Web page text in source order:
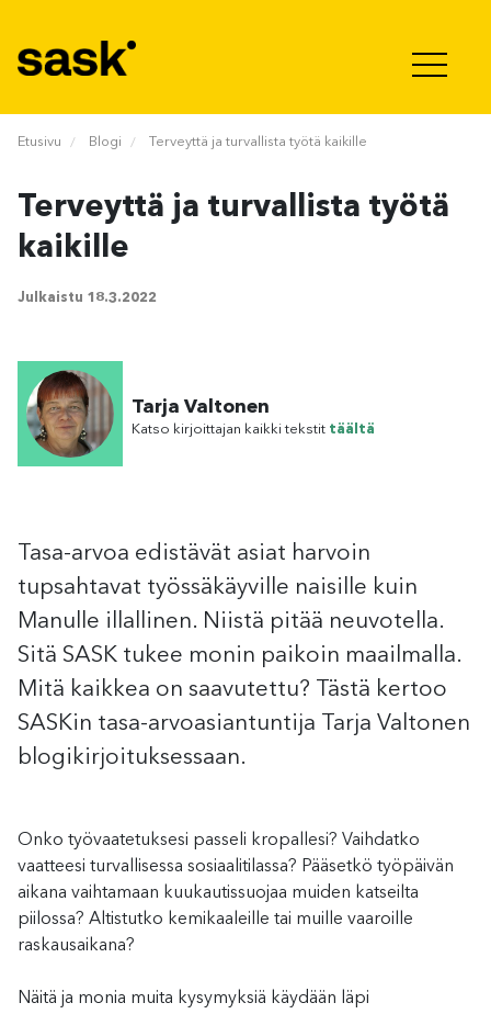
Etusivu Blogi Terveyttä ja turvallista työtä kaikille
Tarja Valtonen
Katso kirjoittajan kaikki tekstit täältä
Terveyttä ja turvallista työtä
kaikille
Julkaistu 18.3.2022
Tasa-arvoa edistävät asiat harvoin
tupsahtavat työssäkäyville naisille kuin
Manulle illallinen. Niistä pitää neuvotella.
Sitä SASK tukee monin paikoin maailmalla.
Mitä kaikkea on saavutettu? Tästä kertoo
SASKin tasa-arvoasiantuntija Tarja Valtonen
blogikirjoituksessaan.
Onko työvaatetuksesi passeli kropallesi? Vaihdatko
vaatteesi turvallisessa sosiaalitilassa? Pääsetkö työpäivän
aikana vaihtamaan kuukautissuojaa muiden katseilta
piilossa? Altistutko kemikaaleille tai muille vaaroille
raskausaikana?
Näitä ja monia muita kysymyksiä käydään läpi